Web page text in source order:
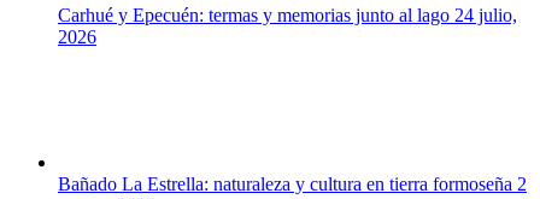
Carhué y Epecuén: termas y memorias junto al lago 24 julio,
2026
Bañado La Estrella: naturaleza y cultura en tierra formoseña 2